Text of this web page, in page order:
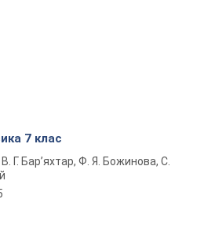
7 клас
В. Г. Бар’яхтар, Ф. Я. Божинова, С.